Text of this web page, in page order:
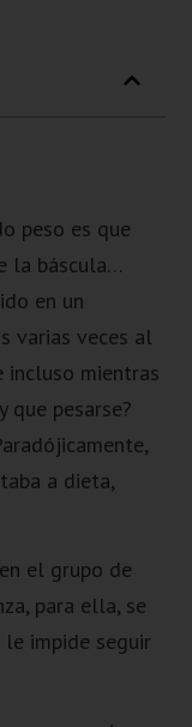
peso es que
la báscula…
en un
varias veces al
incluso mientras
que pesarse?
a dieta,
el grupo de
para ella, se
impide seguir